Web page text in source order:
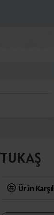
TUKAŞ
Ürün